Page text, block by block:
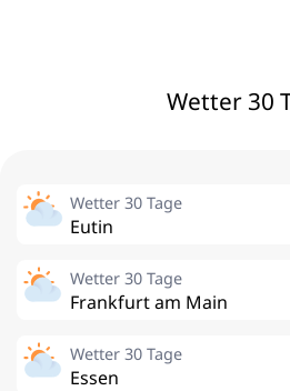
Wetter 30
Wetter 30 Tage
Eutin
Wetter 30 Tage
Frankfurt am Main
Wetter 30 Tage
Essen